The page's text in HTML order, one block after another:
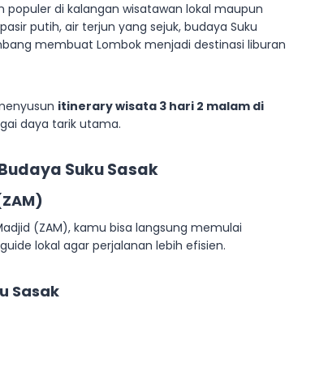
populer di kalangan wisatawan lokal maupun
putih, air terjun yang sejuk, budaya Suku
membuat Lombok menjadi destinasi liburan
itinerary wisata 3 hari 2 malam di
daya tarik utama.
Suku Sasak
(ZAM), kamu bisa langsung memulai
lokal agar perjalanan lebih efisien.
Sasak